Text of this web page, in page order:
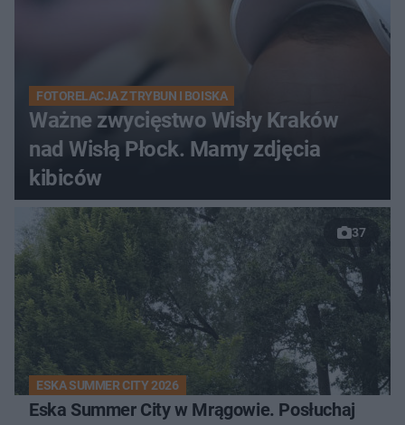
FOTORELACJA Z TRYBUN I BOISKA
Ważne zwycięstwo Wisły Kraków
nad Wisłą Płock. Mamy zdjęcia
kibiców
37
ESKA SUMMER CITY 2026
Eska Summer City w Mrągowie. Posłuchaj